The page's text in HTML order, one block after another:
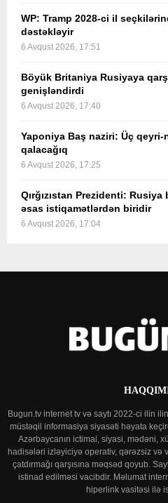
WP: Tramp 2028-ci il
dəstəkləyir
6 Avqust 2026, 17:51
Böyük Britaniya Rusiyaya
genişləndirdi
6 Avqust 2026, 17:40
Yaponiya Baş naziri: Üç
qalacağıq
6 Avqust 2026, 17:25
Qırğızıstan Prezidenti: Rusiya
əsas istiqamətlərdən biridir
6 Avqust 2026, 17:04
Bugun.tv internet tv və saytı 2022-ci ilin
müstəqil informasiya siyasəti həyata
Azərbaycanın ictimai, siyasi, mədəni,
hadisələri izləyiciyə operativ, qərəzsiz və
çatdırmağı qarşısına məqsəd qoyub.
istinad edilməsi vacibdir. Məlumat
hiperlink vasitəsi ilə